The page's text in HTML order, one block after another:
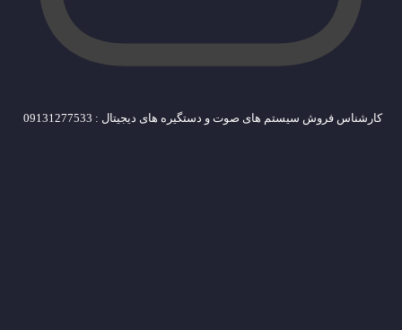
کارشناس فروش سیستم های صوت و دستگیره های دیجیتال : 09131277533